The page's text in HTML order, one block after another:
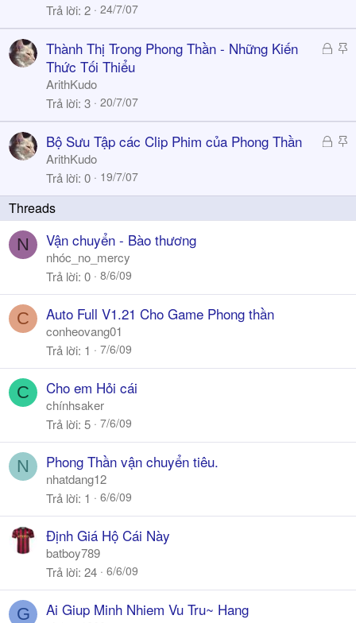
ó k
y
Trả lời 2 24/7/07
Đ
ó
S
k
y
Thành Thị Trong Phong Thần - Những Kiến
Thức Tối Thiểu
ArithKudo
Trả lời 3 20/7/07
Đ
h
a
S
c
y
Bộ Sưu Tập các Clip Phim của Phong Thần
ArithKudo
Trả lời 0 19/7/07
N Vận chuyển - Bào thương
nhóc_no_mercy
Trả lời 0 8/6/09
C Auto Full V1.21 Cho Game Phong thần
conheovang01
Trả lời 1 7/6/09
C Cho em Hỏi cái
chínhsaker
Trả lời 5 7/6/09
N Phong Thần vận chuyển tiêu.
nhatdang12
Trả lời 1 6/6/09
Định Giá Hộ Cái Này
batboy789
Trả lời 24 6/6/09
G Ai Giup Minh Nhiem Vu Tru~ Hang